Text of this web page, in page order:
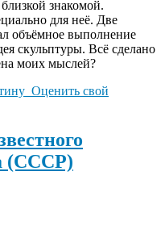
знакомой.
для неё. Две
объёмное выполнение
скульптуры. Всё сделано
моих мыслей?
Оценить свой
(СССР)